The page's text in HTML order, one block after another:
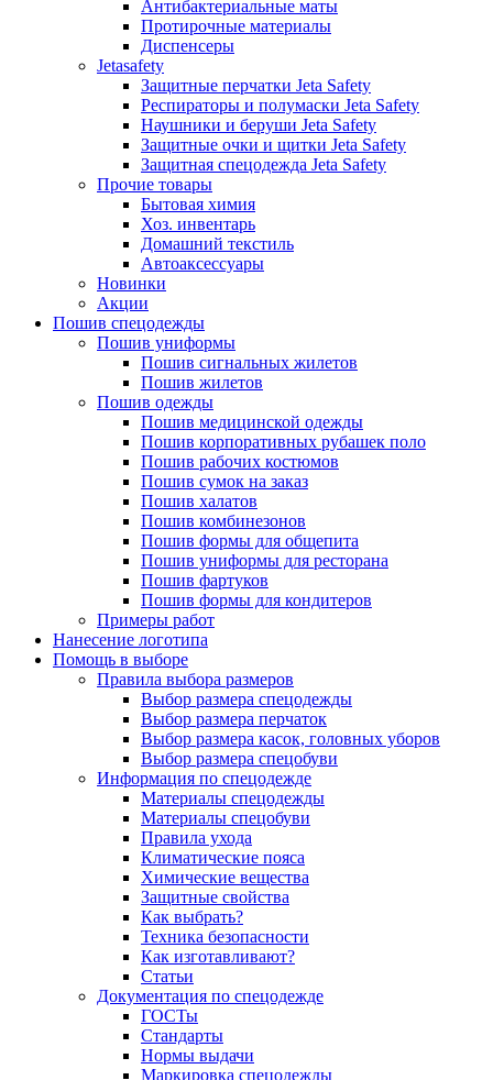
Антибактериальные маты
Протирочные материалы
Диспенсеры
Jetasafety
Защитные перчатки Jeta Safety
Респираторы и полумаски Jeta Safety
Наушники и беруши Jeta Safety
Защитные очки и щитки Jeta Safety
Защитная спецодежда Jeta Safety
Прочие товары
Бытовая химия
Хоз. инвентарь
Домашний текстиль
Автоаксессуары
Новинки
Акции
Пошив спецодежды
Пошив униформы
Пошив сигнальных жилетов
Пошив жилетов
Пошив одежды
Пошив медицинской одежды
Пошив корпоративных рубашек поло
Пошив рабочих костюмов
Пошив сумок на заказ
Пошив халатов
Пошив комбинезонов
Пошив формы для общепита
Пошив униформы для ресторана
Пошив фартуков
Пошив формы для кондитеров
Примеры работ
Нанесение логотипа
Помощь в выборе
Правила выбора размеров
Выбор размера спецодежды
Выбор размера перчаток
Выбор размера касок, головных уборов
Выбор размера спецобуви
Информация по спецодежде
Материалы спецодежды
Материалы спецобуви
Правила ухода
Климатические пояса
Химические вещества
Защитные свойства
Как выбрать?
Техника безопасности
Как изготавливают?
Статьи
Документация по спецодежде
ГОСТы
Cтандарты
Нормы выдачи
Маркировка спецодежды